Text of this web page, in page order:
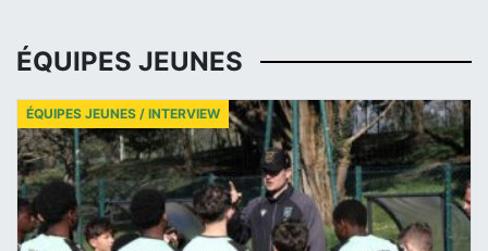
ÉQUIPES JEUNES
ÉQUIPES JEUNES / INTERVIEW